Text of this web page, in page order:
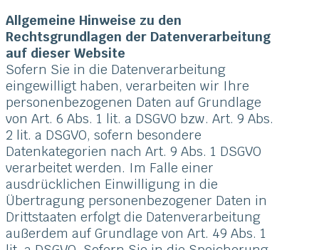
Allgemeine Hinweise zu den
Rechtsgrundlagen der Datenverarbeitung
auf dieser Website
Sofern Sie in die Datenverarbeitung
eingewilligt haben, verarbeiten wir Ihre
personenbezogenen Daten auf Grundlage
von Art. 6 Abs. 1 lit. a DSGVO bzw. Art. 9 Abs.
2 lit. a DSGVO, sofern besondere
Datenkategorien nach Art. 9 Abs. 1 DSGVO
verarbeitet werden. Im Falle einer
ausdrücklichen Einwilligung in die
Übertragung personenbezogener Daten in
Drittstaaten erfolgt die Datenverarbeitung
außerdem auf Grundlage von Art. 49 Abs. 1